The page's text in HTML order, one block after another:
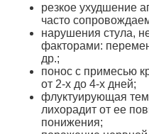
резкое ухудшение
часто
нарушения стула,
факторами:
др.;
понос с примесью
от 2-х до 4-х дней;
флуктуирующая
лихорадит от ее
понижения;